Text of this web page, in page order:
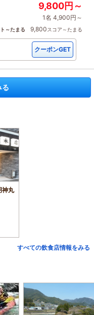
9,800円～
1名 4,900円～
～たまる 9,800スコア～たまる
クーポンGET
る
神丸
すべての飲食店情報をみる